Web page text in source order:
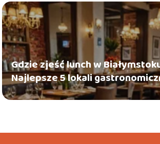
Gdzie zjeść lunch w
Najlepsze 5 lokali